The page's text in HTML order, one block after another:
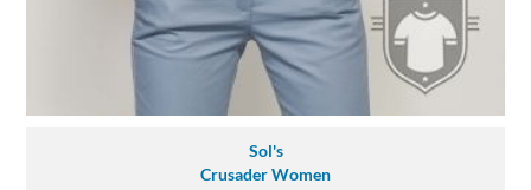
Sol's
Crusader Women